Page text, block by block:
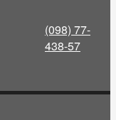
(098) 77-
438-57